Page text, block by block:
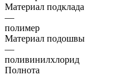
Материал подклада
—
полимер
Материал подошвы
—
поливинилхлорид
Полнота